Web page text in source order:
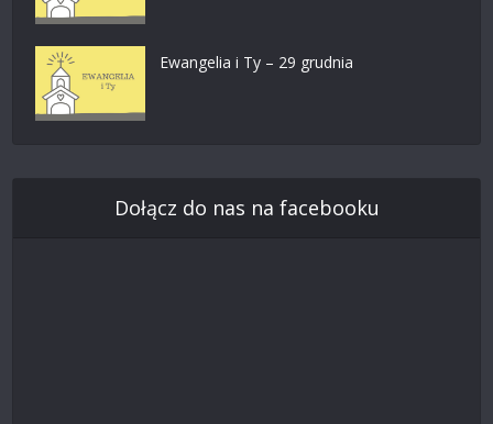
Ewangelia i Ty – 29 grudnia
Dołącz do nas na facebooku